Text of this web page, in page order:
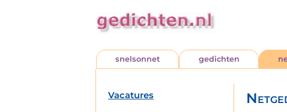
snelsonnet gedichten
Vacatures